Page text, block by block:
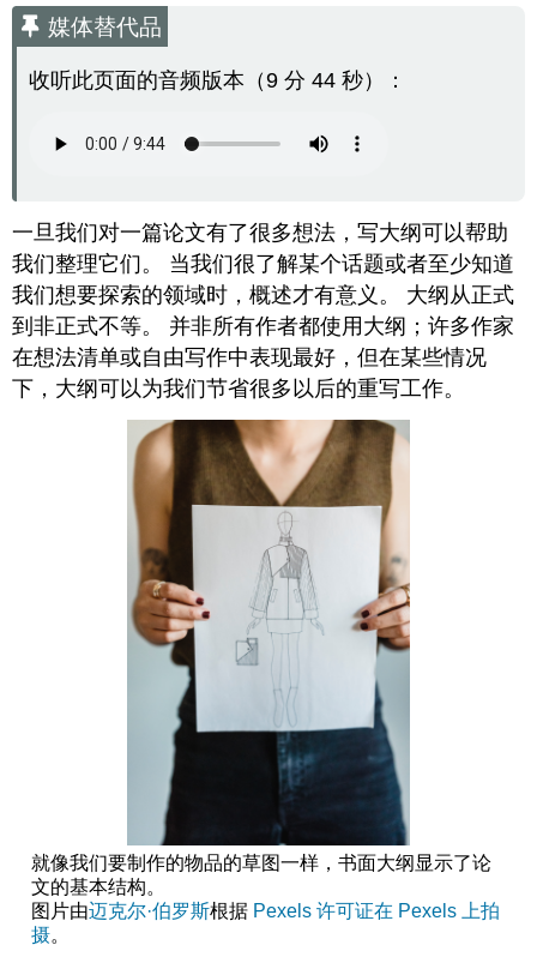
体
替
品
统
应
该
写
多
少？
短
语
大
句
子
示
例
大
纲
媒体替代品
收听此页面的音频版本（9 分 44 秒）：
一旦我们对一篇论文有了很多想法，写大纲可以帮助
我们整理它们。 当我们很了解某个话题或者至少知道
我们想要探索的领域时，概述才有意义。 大纲从正式
到非正式不等。 并非所有作者都使用大纲；许多作家
在想法清单或自由写作中表现最好，但在某些情况
下，大纲可以为我们节省很多以后的重写工作。
就像我们要制作的物品的草图一样，书面大纲显示了论
文的基本结构。
图片由迈克尔·伯罗斯根据 Pexels 许可证在 Pexels 上拍
摄。